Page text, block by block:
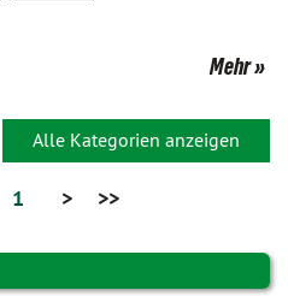
Mehr
Alle Kategorien anzeigen
1 > >>